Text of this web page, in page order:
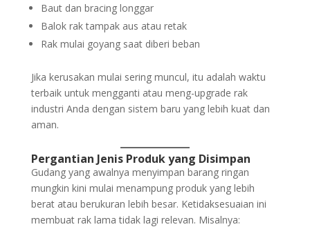
Baut dan bracing longgar
Balok rak tampak aus atau retak
Rak mulai goyang saat diberi beban
Jika kerusakan mulai sering muncul, itu adalah waktu
terbaik untuk mengganti atau meng-upgrade rak
industri Anda dengan sistem baru yang lebih kuat dan
aman.
Pergantian Jenis Produk yang Disimpan
Gudang yang awalnya menyimpan barang ringan
mungkin kini mulai menampung produk yang lebih
berat atau berukuran lebih besar. Ketidaksesuaian ini
membuat rak lama tidak lagi relevan. Misalnya: